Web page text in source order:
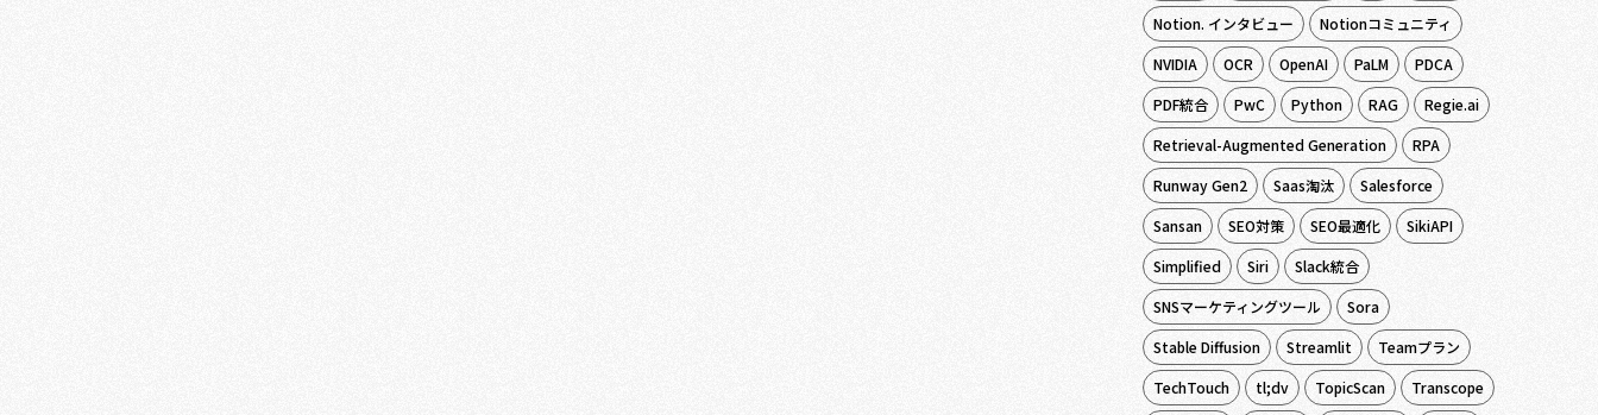
Notion. インタビュー
Notionコミュニティ
NVIDIA
OCR OpenAI PaLM
PDCA
PDF統合
PwC Python RAG
Regie.ai
Retrieval-Augmented Generation
RPA
Runway Gen2
Saas淘汰
Salesforce
Sansan
SEO対策 SEO最適化
SikiAPI
Simplified
Siri
Slack統合
SNSマーケティングツール
Sora
Stable Diffusion
Streamlit
Teamプラン
TechTouch
tl;dv TopicScan
Transcope